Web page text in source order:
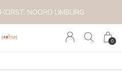
0
VOLG KRUIMEL VIA INSTAGRAM